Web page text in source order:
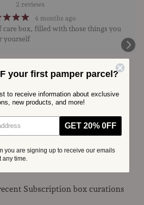
2 reviews
¡¡¡ 4 months ago
care box, filled with those things you
yourself
Subscription box curations
your first pamper parcel?
to receive information ab out exclusive
new products, and more!
GET 20% 0FF
you are signing up to receive our emails
time.